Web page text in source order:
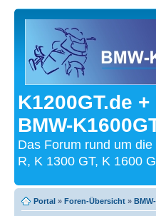
K1200GT.de
BMW-
Das Forum rund um
R, K 1300 GT, K 1600
Portal » Foren-Übersicht »